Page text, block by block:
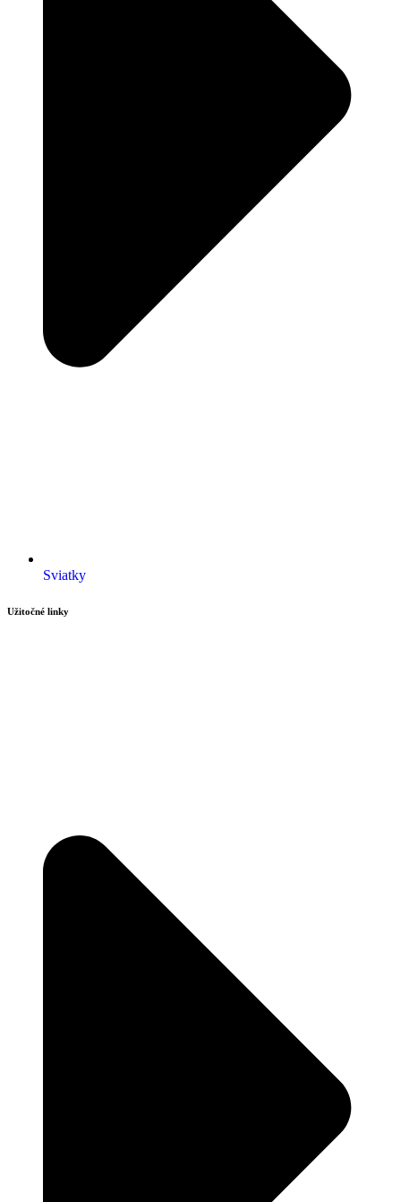
Sviatky
Užitočné linky